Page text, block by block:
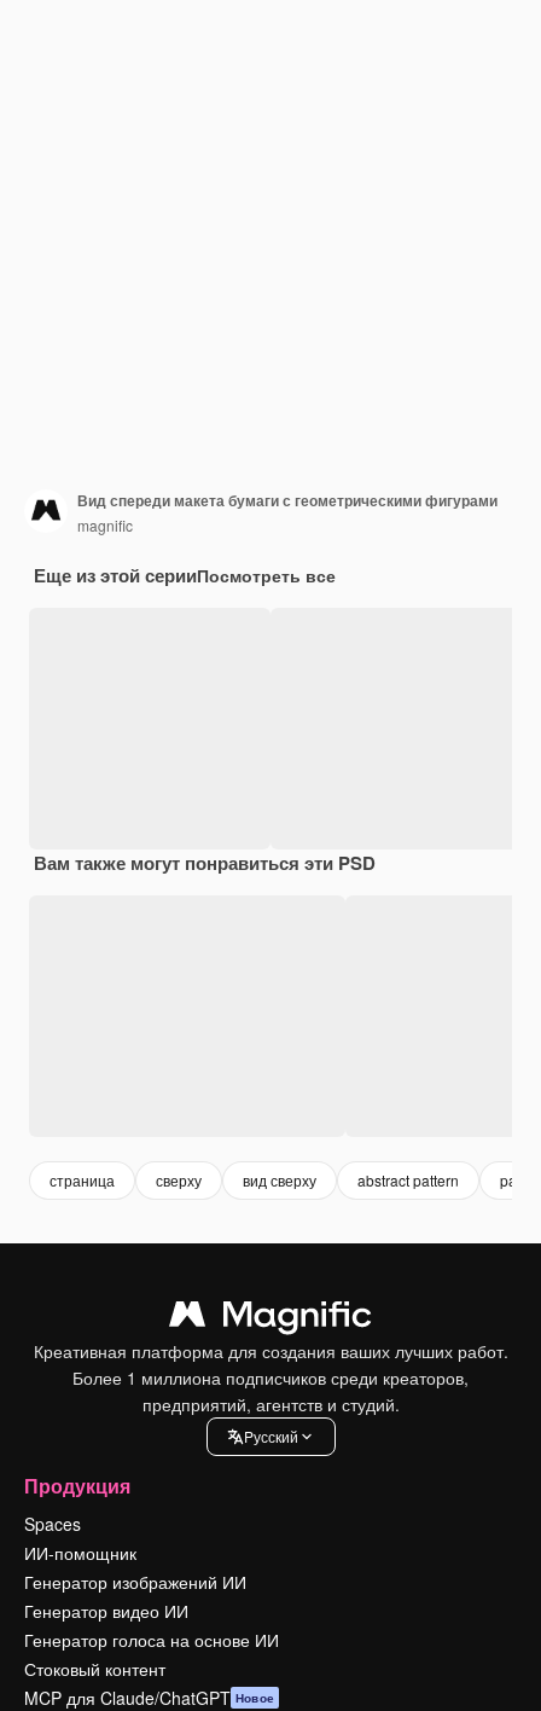
Вид спереди макета бумаги с геометрическими фигурами
magnific
Еще из этой серииПосмотреть все
Вам также могут понравиться эти PSD
страница сверху вид сверху abstract pattern
Креативная платформа для создания ваших лучших работ.
Более 1 миллиона подписчиков среди креаторов,
предприятий, агентств и студий.
Pусский
Продукция
Spaces
ИИ-помощник
Генератор изображений ИИ
Генератор видео ИИ
Генератор голоса на основе ИИ
Стоковый контент
MCP для Claude/ChatGPT Новое